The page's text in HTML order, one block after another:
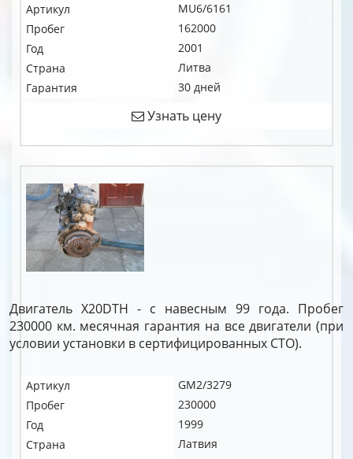
Артикул
MU6/6161
Пробег
162000
Год
2001
Страна
Литва
Гарантия
30 дней
Узнать цену
Двигатель X20DTH - с навесным 99 года. Пробег
230000 км. месячная гарантия на все двигатели (при
условии установки в сертифицированных СТО).
Артикул
GM2/3279
Пробег
230000
Год
1999
Страна
Латвия